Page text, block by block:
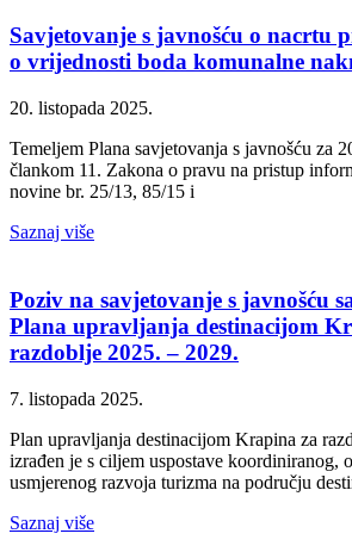
Savjetovanje s javnošću o nacrtu
o vrijednosti boda komunalne
20. listopada 2025.
Temeljem Plana savjetovanja s javnošću za
člankom 11. Zakona o pravu na pristup
novine br. 25/13, 85/15 i
Saznaj više
Poziv na savjetovanje s javnošću
Plana upravljanja destinacijom
razdoblje 2025. – 2029.
7. listopada 2025.
Plan upravljanja destinacijom Krapina za
izrađen je s ciljem uspostave koordiniranog,
usmjerenog razvoja turizma na području
Saznaj više